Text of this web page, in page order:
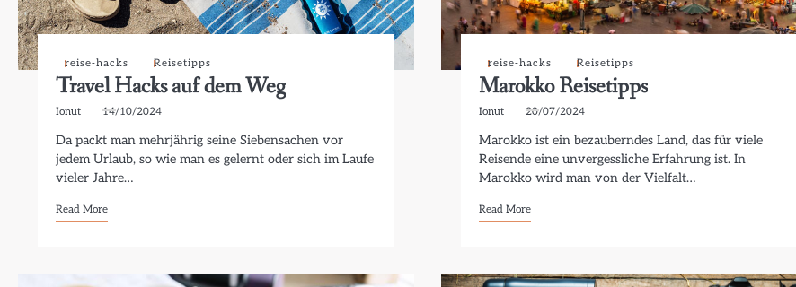
reise-hacks Reisetipps
Travel Hacks auf dem Weg
Ionut 14/10/2024
Da packt man mehrjährig seine Siebensachen vor
jedem Urlaub, so wie man es gelernt oder sich im Laufe
vieler Jahre…
Read More
reise-hacks Reisetipps
Marokko Reisetipps
Ionut 20/07/2024
Marokko ist ein bezauberndes Land, das für viele
Reisende eine unvergessliche Erfahrung ist. In
Marokko wird man von der Vielfalt…
Read More